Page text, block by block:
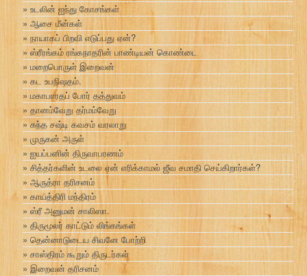
உடலின் ஐந்து கோசங்கள்
ஆசை மீன்கள்
நாயாகப் பிறவி எடுப்பது ஏன்?
ஸ்ரீரங்கம் ரங்கநாதரின் பாண்டியன் கொண்டை
மறைபொருள் இறைவன்
கட உபநிஷதம்.
மகாபாரதப் போர் தத்துவம்
தானம்வேறு தர்மம்வேறு
கந்த சஷ்டி கவசம் வரலாறு
முருகன் அருள்
ஐயப்பனின் திருவாபரணம்
சித்தர்களின் உடலை ஏன் எரிக்காமல் ஜீவ சமாதி செய்கிறார்கள்?
ஆருத்ரா தரிசனம்
காயத்திரி மந்திரம்
ஸ்ரீ அனுமன் சாலிஸா.
திருமூலர் காட்டும் லிங்கங்கள்
தென்னாடுடைய சிவனே போற்றி
சாஸ்திரம் கூறும் திருடர்கள்
இறைவன் தரிசனம்